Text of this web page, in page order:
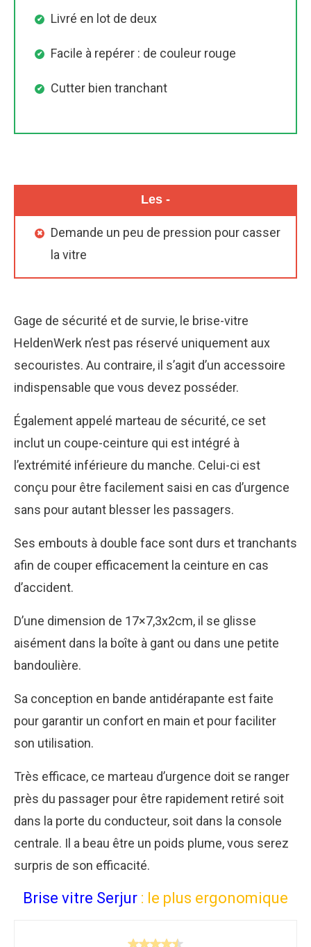
Livré en lot de deux
Facile à repérer : de couleur rouge
Cutter bien tranchant
Les -
Demande un peu de pression pour casser
la vitre
Gage de sécurité et de survie, le brise-vitre
HeldenWerk n’est pas réservé uniquement aux
secouristes. Au contraire, il s’agit d’un accessoire
indispensable que vous devez posséder.
Également appelé marteau de sécurité, ce set
inclut un coupe-ceinture qui est intégré à
l’extrémité inférieure du manche. Celui-ci est
conçu pour être facilement saisi en cas d’urgence
sans pour autant blesser les passagers.
Ses embouts à double face sont durs et tranchants
afin de couper efficacement la ceinture en cas
d’accident.
D’une dimension de 17×7,3x2cm, il se glisse
aisément dans la boîte à gant ou dans une petite
bandoulière.
Sa conception en bande antidérapante est faite
pour garantir un confort en main et pour faciliter
son utilisation.
Très efficace, ce marteau d’urgence doit se ranger
près du passager pour être rapidement retiré soit
dans la porte du conducteur, soit dans la console
centrale. Il a beau être un poids plume, vous serez
surpris de son efficacité.
Brise vitre Serjur : le plus ergonomique